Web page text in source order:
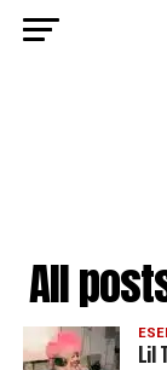
All
Lil